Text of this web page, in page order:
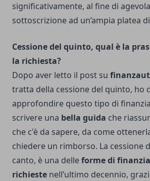
significativamente, al fine di
sottoscrizione ad un’ampia platea
Cessione del quinto, qual è la
la richiesta?
Dopo aver letto il post su
tratta della cessione del quinto, ho
approfondire questo tipo di
scrivere una bella guida che
che c'è da sapere, da come
chiedere un rimborso. La cessione
canto, è una delleforme di
richieste nell’ultimo decennio,